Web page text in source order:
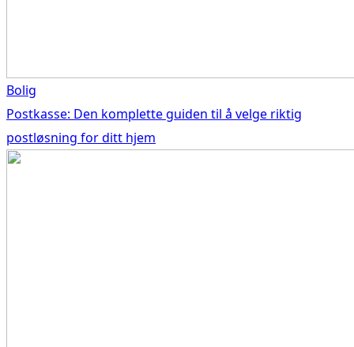
Bolig
Postkasse: Den komplette guiden til å velge riktig
postløsning for ditt hjem